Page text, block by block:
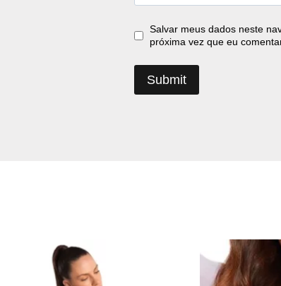
Salvar meus dados neste
próxima vez que eu